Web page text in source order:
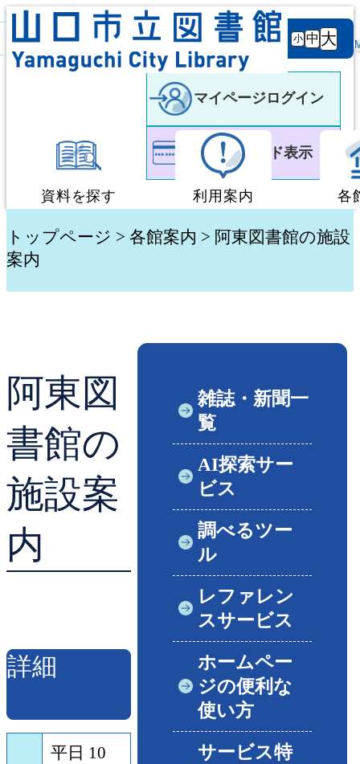
背景
白 黒
文字サ
イズ
小 中 大
マイページログイン
利用者カード表示
資料を探す
蔵書検索・予約
貸出ランキング
予約ランキング
利用案内
図書館利用案内
レファレンスサービ
好きなおはなしの絵
各
トップページ > 各館案内 > 阿東図書館の施設
案内
阿東図
書館の
施設案
内
詳細
平日 10
雑誌・新聞一
覧
AI探索サー
ビス
調べるツー
ル
レファレン
スサービス
ホームペー
ジの便利な
使い方
サービス特